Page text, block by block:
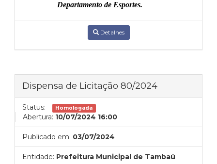
Departamento de Esportes.
Detalhes
Dispensa de Licitação 80/2024
Status: Homologada
Abertura: 10/07/2024 16:00
Publicado em: 03/07/2024
Entidade: Prefeitura Municipal de Tambaú